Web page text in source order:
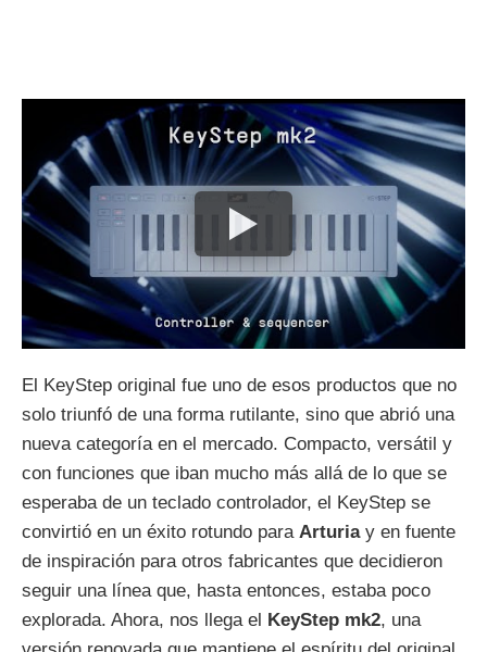
El KeyStep original fue uno de esos productos que no
solo triunfó de una forma rutilante, sino que abrió una
nueva categoría en el mercado. Compacto, versátil y
con funciones que iban mucho más allá de lo que se
esperaba de un teclado controlador, el KeyStep se
convirtió en un éxito rotundo para Arturiay en fuente
de inspiración para otros fabricantes que decidieron
seguir una línea que, hasta entonces, estaba poco
explorada. Ahora, nos llega el KeyStep mk2, una